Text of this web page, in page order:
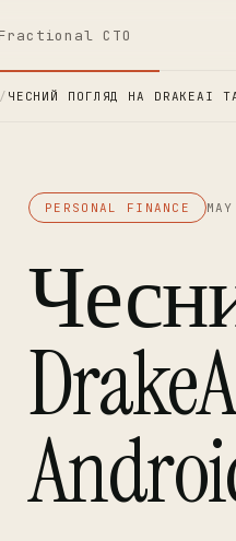
CTO
/ ЧЕСНИЙ ПОГЛЯД НА DRAKEAI
PERSONAL FINANCE